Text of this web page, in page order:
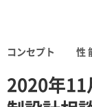
コンセプト 性
2020年